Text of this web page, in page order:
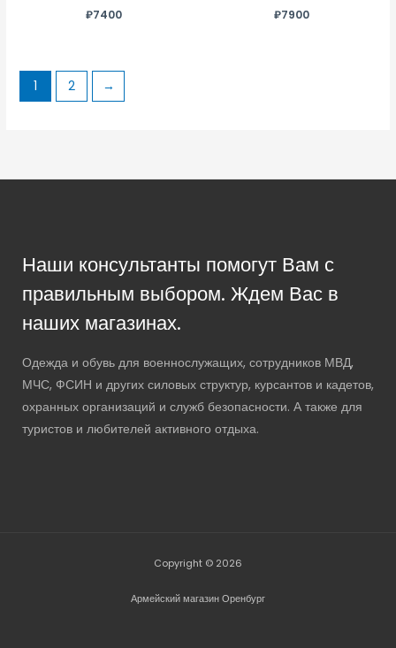
₽7400 ₽7900
1 2 →
Наши консультанты помогут Вам с
правильным выбором. Ждем Вас в
наших магазинах.
Одежда и обувь для военнослужащих, сотрудников МВД,
МЧС, ФСИН и других силовых структур, курсантов и кадетов,
охранных организаций и служб безопасности. А также для
туристов и любителей активного отдыха.
Copyright © 2026
Армейский магазин Оренбург